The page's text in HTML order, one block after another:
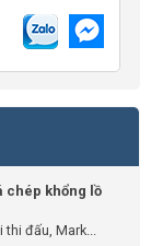
chép khổng lồ
thi đấu, Mark...